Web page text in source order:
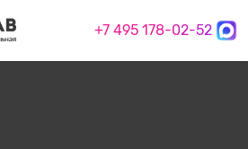
+7 495 178-02-52